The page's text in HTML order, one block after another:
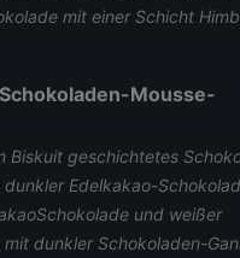
mit einer Schicht
Mousse-
Biskuit geschichtetes
dunkler Edelkakao-
und weißer
mit dunkler Schokoladen-